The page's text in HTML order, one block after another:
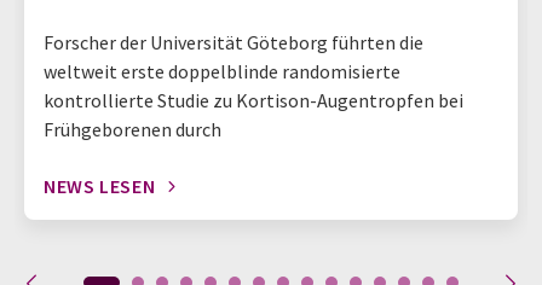
Forscher der Universität Göteborg führten die
weltweit erste doppelblinde randomisierte
kontrollierte Studie zu Kortison-Augentropfen bei
Frühgeborenen durch
NEWS LESEN